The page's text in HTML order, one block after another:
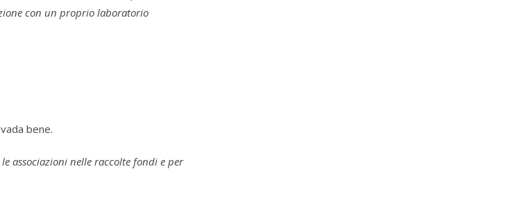
con un proprio laboratorio
bene.
associazioni nelle raccolte fondi e per